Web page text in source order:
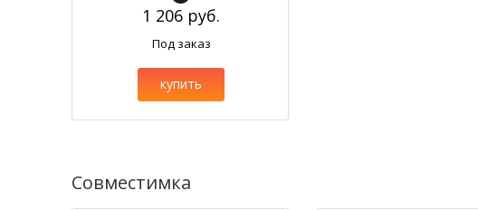
1 206 руб.
Под заказ
купить
Совместимка